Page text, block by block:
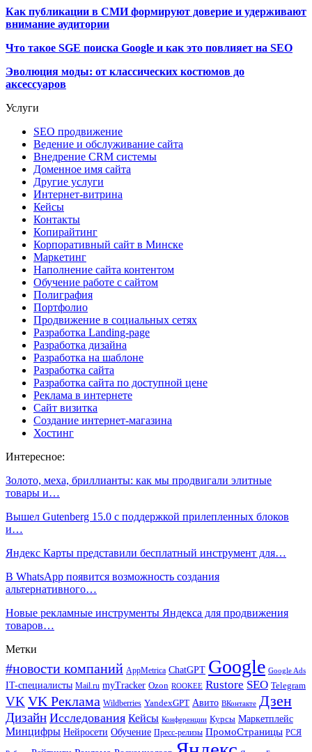
Как публикации в СМИ формируют доверие и удерживают
внимание аудитории
Что такое SGE поиска Google и как это повлияет на SEO
Эволюция моды: от классических костюмов до
аксессуаров
Услуги
SEO продвижение
Ведение и обслуживание сайта
Внедрение CRM системы
Доменное имя сайта
Другие услуги
Интернет-витрина
Кейсы
Контакты
Копирайтинг
Корпоративный сайт в Минске
Маркетинг
Наполнение сайта контентом
Обучение работе с сайтом
Полиграфия
Портфолио
Продвижение в социальных сетях
Разработка Landing-page
Разработка дизайна
Разработка на шаблоне
Разработка сайта
Разработка сайта по доступной цене
Реклама в интернете
Сайт визитка
Создание интернет-магазина
Хостинг
Интересное:
Золото, меха, бриллианты: как мы продвигали элитные
товары и…
Вышел Gutenberg 15.0 с поддержкой прилепленных блоков
и…
Яндекс Карты представили бесплатный инструмент для…
В WhatsApp появится возможность создания
альтернативного…
Новые рекламные инструменты Яндекса для продвижения
товаров…
Метки
#новости компаний AppMetrica ChatGPT Google Google Ads
IT-специалисты Mail.ru myTracker Ozon ROOKEE Rustore SEO Telegram
VK VK Реклама Wildberries YandexGPT Авито ВКонтакте Дзен
Дизайн Исследования Кейсы Конференции Курсы Маркетплейс
Минцифры Нейросети Обучение Пресс-релизы ПромоСтраницы РСЯ